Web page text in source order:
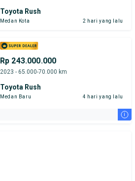
Toyota Rush
Medan Kota 2 hari yang lalu
Rp 243.000.000
2023 - 65.000-70.000 km
Toyota Rush
Medan Baru 4 hari yang lalu
i